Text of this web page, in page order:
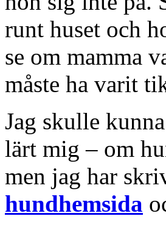
runt huset och
se om mamma
måste ha varit
Jag skulle
lärt mig – om
men jag har
hundhemsida